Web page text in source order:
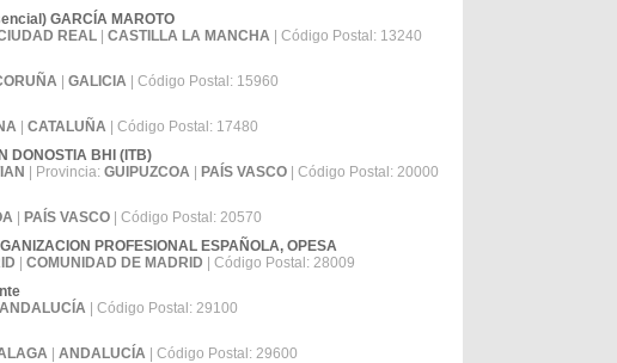
GARCÍA MAROTO
REAL CASTILLA LA MANCHA | Código Postal: 13240
GALICIA | Código Postal: 15960
CATALUÑA | Código Postal: 17480
DONOSTIA BHI (ITB)
| Provincia: GUIPUZCOA PAÍS VASCO | Código Postal: 20000
PAÍS VASCO | Código Postal: 20570
PROFESIONAL ESPAÑOLA, OPESA
COMUNIDAD DE MADRID | Código Postal: 28009
ANDALUCÍA | Código Postal: 29100
ANDALUCÍA | Código Postal: 29600